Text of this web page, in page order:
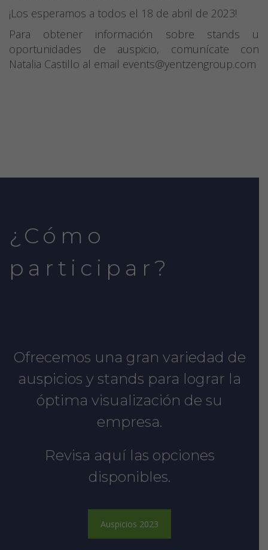
¡Los esperamos a todos el 18 de abril de 2023!
Para obtener información sobre stands u
oportunidades de auspicio, comunícate con
Natalia Castillo al email events@yentzengroup.com
¿Cómo
participar?
Ofrecemos una gran variedad de
auspicios y stands para lograr la
óptima visualización de su
empresa.
Revisa aquí las opciones
disponibles.
Auspicios 2023